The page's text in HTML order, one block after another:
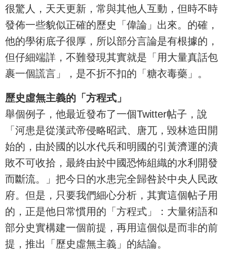
很驚人，天天更新，常與其他人互動，但時不時
發佈一些貌似正確的歷史「偉論」出來。的確，
他的學術底子很厚，所以部分言論是有根據的，
但仔細端詳，不難發現其實就是「用大量真話包
裹一個謊言」，是不折不扣的「糖衣毒藥」。
歷史虛無主義的「方程式」
舉個例子，他最近發布了一個Twitter帖子，說
「河患是從漢武帝侵略昭武、唐兀，毀林造田開
始的，由於國的以水代兵和明國的引黃濟運的潰
敗不可收拾，最終由於中國恐怖組織的水利開發
而斷流。」把今日的水患完全歸咎於中央人民政
府。但是，只要我們細心分析，其實這個帖子用
的，正是他日常慣用的「方程式」：大量術語和
部分史實構建一個前提，再用這個似是而非的前
提，推出「歷史虛無主義」的結論。